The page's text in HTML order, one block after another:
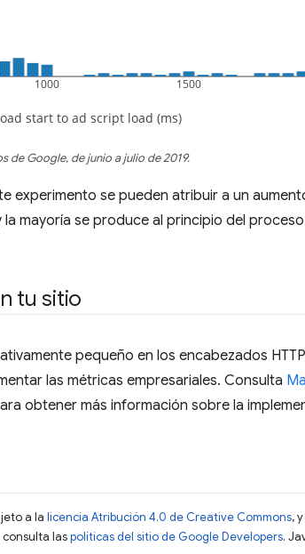
de Google, de junio a julio de 2019.
experimento se pueden atribuir a un
mayoría se produce al principio del
tu sitio
pequeño en los encabezados
las métricas empresariales. Consulta
obtener más información sobre la
a la licencia Atribución 4.0 de Creative Commons,
consulta laspolíticas del sitio de Google Developers.